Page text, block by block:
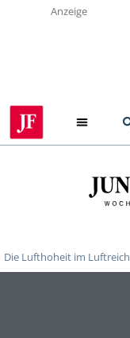
Anzeige
Die Lufthoheit im Luftreich